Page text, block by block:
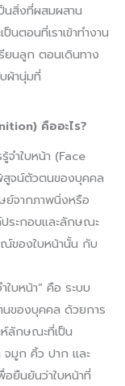
นสิ่งที่ผสมผสาน
นตอนที่เราเข้าทำงาน
ยนลูก ตอนเดินทาง
ผ้านุ่มที่
คืออะไร?
จําใบหน้า (Face
สูจน์ตัวตนของบุคคล
ย์จากภาพนิ่งหรือ
ประกอบและลักษณะ
ณ์ของใบหน้านั้น กับ
บหน้า” คือ ระบบ
นของบุคคล ด้วยการ
ลักษณะที่เป็น
มูก คิ้ว ปาก และ
ยืนยันว่าใบหน้าที่